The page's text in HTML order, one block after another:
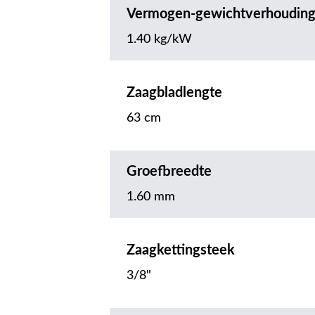
Vermogen-gewichtverhouding
1.40 kg/kW
Zaagbladlengte
63 cm
Groefbreedte
1.60 mm
Zaagkettingsteek
3/8"